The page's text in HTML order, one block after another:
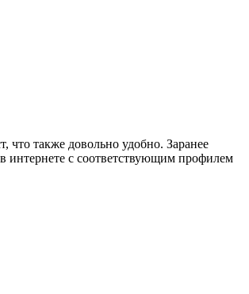
что также довольно удобно. Заранее
интернете с соответствующим профилем